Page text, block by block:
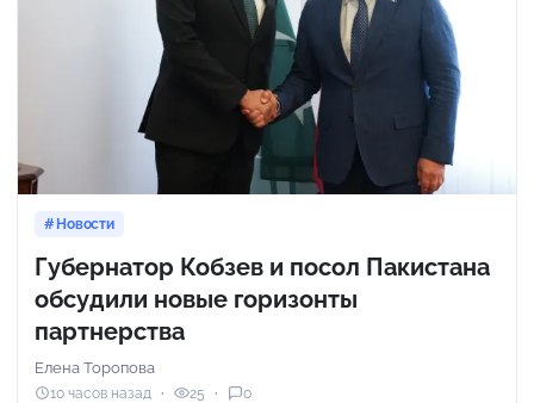
Новости
Губернатор Кобзев и посол Пакистана
обсудили новые горизонты
партнерства
Елена Торопова
10 часов назад 25 0